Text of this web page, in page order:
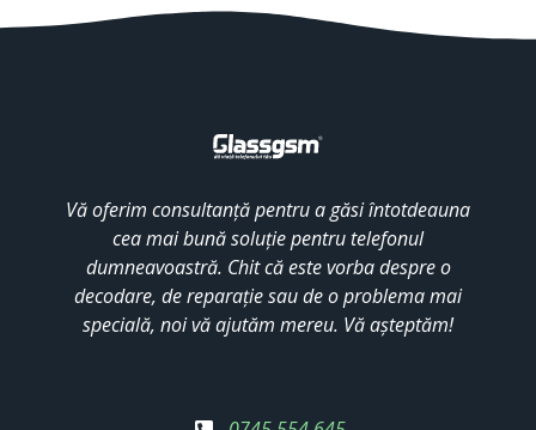
Vă oferim consultanță pentru a găsi întotdeauna
cea mai bună soluție pentru telefonul
dumneavoastră. Chit că este vorba despre o
decodare, de reparație sau de o problema mai
specială, noi vă ajutăm mereu. Vă așteptăm!